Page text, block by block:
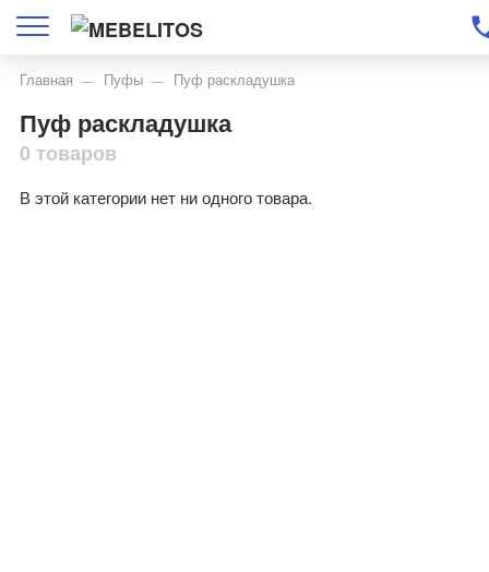
Главная Пуфы Пуф раскладушка
Пуф раскладушка
0 товаров
В этой категории нет ни одного товара.